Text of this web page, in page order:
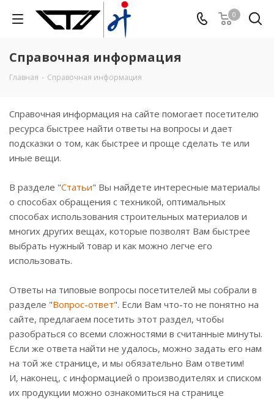
0
Справочная информация
Главная - Справочная информация
Справочная информация на сайте помогает посетителю
ресурса быстрее найти ответы на вопросы и дает
подсказки о том, как быстрее и проще сделать те или
иные вещи.
В разделе "Статьи" Вы найдете интересные материалы
о способах обращения с техникой, оптимальных
способах использования строительных материалов и
многих других вещах, которые позволят Вам быстрее
выбрать нужный товар и как можно легче его
использовать.
Ответы на типовые вопросы посетителей мы собрали в
разделе "Вопрос-ответ". Если Вам что-то не понятно на
сайте, предлагаем посетить этот раздел, чтобы
разобраться со всеми сложностями в считанные минуты.
Если же ответа найти не удалось, можно задать его нам
на той же странице, и мы обязательно Вам ответим!
И, наконец, с информацией о производителях и списком
их продукции можно ознакомиться на странице